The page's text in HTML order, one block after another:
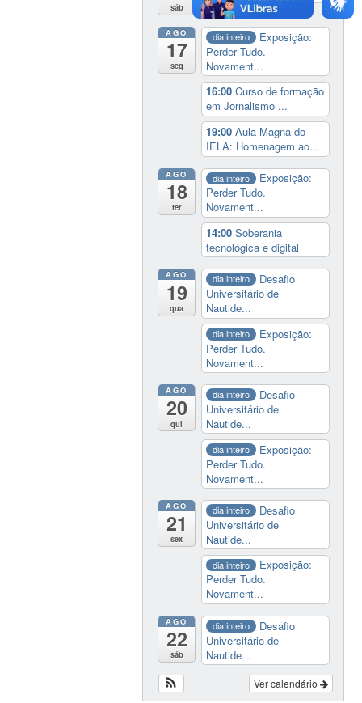
sáb
AGO
17
seg
dia inteiro
Exposição:
Perder Tudo.
Novament...
16:00Curso de formação
em Jornalismo ...
19:00Aula Magna do
IELA: Homenagem ao...
AGO
18
ter
dia inteiro
Exposição:
Perder Tudo.
Novament...
14:00Soberania
tecnológica e digital
AGO
19
qua
dia inteiro
Desafio
Universitário de
Nautide...
dia inteiro
Exposição:
Perder Tudo.
Novament...
AGO
20
qui
dia inteiro
Desafio
Universitário de
Nautide...
dia inteiro
Exposição:
Perder Tudo.
Novament...
AGO
21
sex
dia inteiro
Desafio
Universitário de
Nautide...
dia inteiro
Exposição:
Perder Tudo.
Novament...
AGO
22
sáb
dia inteiro
Desafio
Universitário de
Nautide...
Ver calendário